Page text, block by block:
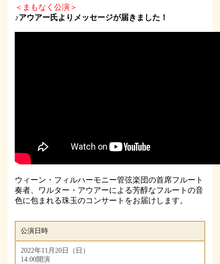
＜まもなく公演＞
♪アウアー氏よりメッセージが届きました！
ウィーン・フィルハーモニー管弦楽団の首席フルート
奏者、ワルター・アウアーによる芳醇なフルートの音
色に包まれる珠玉のコンサートをお届けします。
公演日時
2022年11月20日（日）
14:00開演